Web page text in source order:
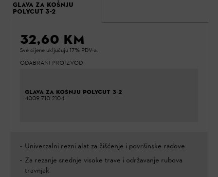
GLAVA ZA KOŠNJU
POLYCUT 3-2
32,60 KM
Sve cijene uključuju 17% PDV-a.
ODABRANI PROIZVOD
GLAVA ZA KOŠNJU POLYCUT 3-2
4009 710 2104
Univerzalni rezni alat za čišćenje i površinske radove
Za rezanje srednje visoke trave i održavanje rubova
travnjak